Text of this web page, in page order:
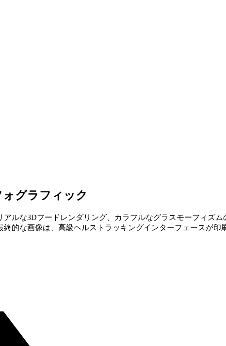
グラフィック
ルな3Dフードレンダリング、カラフルなグラスモーフィズ
的な画像は、高級ヘルストラッキングインターフェースが